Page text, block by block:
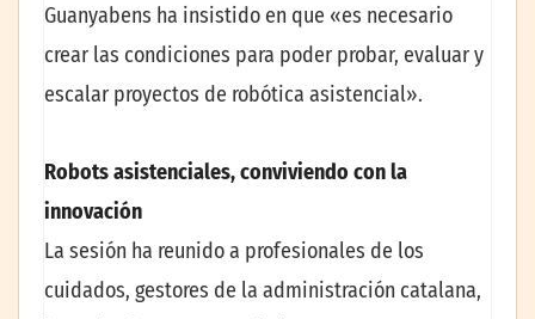
Guanyabens ha insistido en que «es necesario
crear las condiciones para poder probar, evaluar y
escalar proyectos de robótica asistencial».
Robots asistenciales, conviviendo con la
innovación
La sesión ha reunido a profesionales de los
cuidados, gestores de la administración catalana,